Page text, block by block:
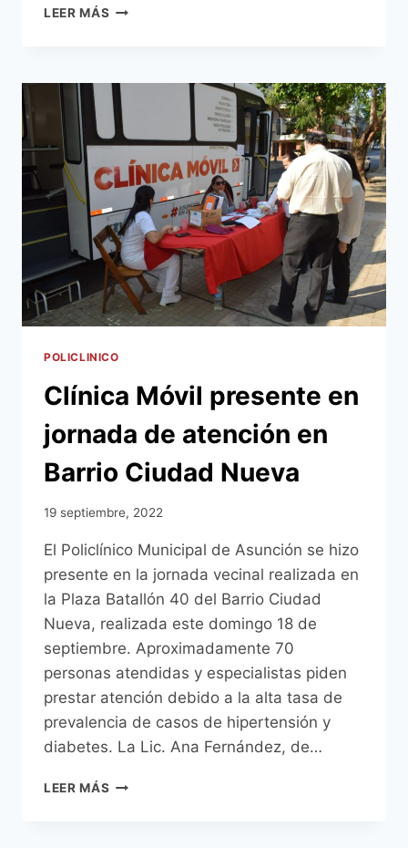
LEER MÁS CLINICA
BARRIOS
PROSIGUE
SU
LABOR
ASUNCIÓN
POLICLINICO
Clínica Móvil presente en
jornada de atención en
Barrio Ciudad Nueva
19 septiembre, 2022
El Policlínico Municipal de Asunción se hizo
presente en la jornada vecinal realizada en
la Plaza Batallón 40 del Barrio Ciudad
Nueva, realizada este domingo 18 de
septiembre. Aproximadamente 70
personas atendidas y especialistas piden
prestar atención debido a la alta tasa de
prevalencia de casos de hipertensión y
diabetes. La Lic. Ana Fernández, de…
LEER MÁS CLÍNICA